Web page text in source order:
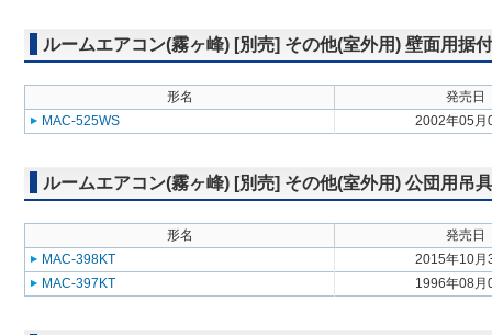
ルームエアコン(霧ヶ峰) [別売] その他(室外用) 壁面用据
形名
発売日
MAC-525WS
2002年05月
ルームエアコン(霧ヶ峰) [別売] その他(室外用) 公団用吊具
形名
発売日
MAC-398KT
2015年10月
MAC-397KT
1996年08月